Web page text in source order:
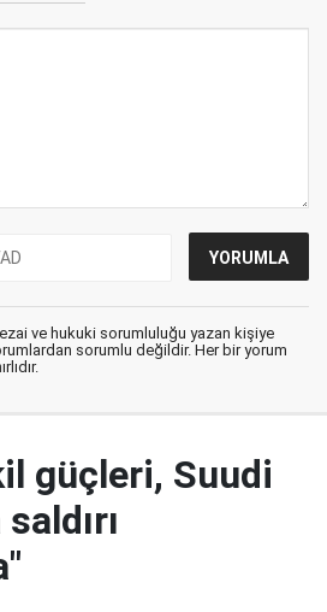
ve hukuki sorumluluğu yazan kişiye
sorumlu değildir. Her bir yorum
güçleri, Suudi